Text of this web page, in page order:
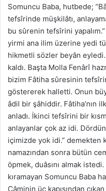
Somuncu Baba, hutbede;
tefsîrinde müşkilâtı,
bu sûrenin tefsîrini
yirmi ana ilim üzerine yedi
hikmetli sözler beyân
kaldı. Başta Molla Fenârî
bizim Fâtiha sûresinin
göstererek halletti. Onun
âdil bir şâhiddir. Fâtiha’nın
anladı. İkinci tefsîrini bir
anlayanlar çok az idi.
içimizde yok idi.” demekten
namazından sonra bütün
öpmek, duâsını almak
kıramayan Somuncu Baba
Câminin üç kapısından